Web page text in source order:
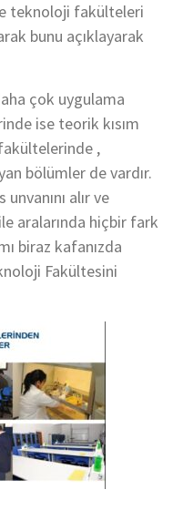
teknoloji fakülteleri
bunu açıklayarak
çok uygulama
ise teorik kısım
,
bölümler de vardır.
alır ve
aralarında hiçbir fark
biraz kafanızda
Fakültesini